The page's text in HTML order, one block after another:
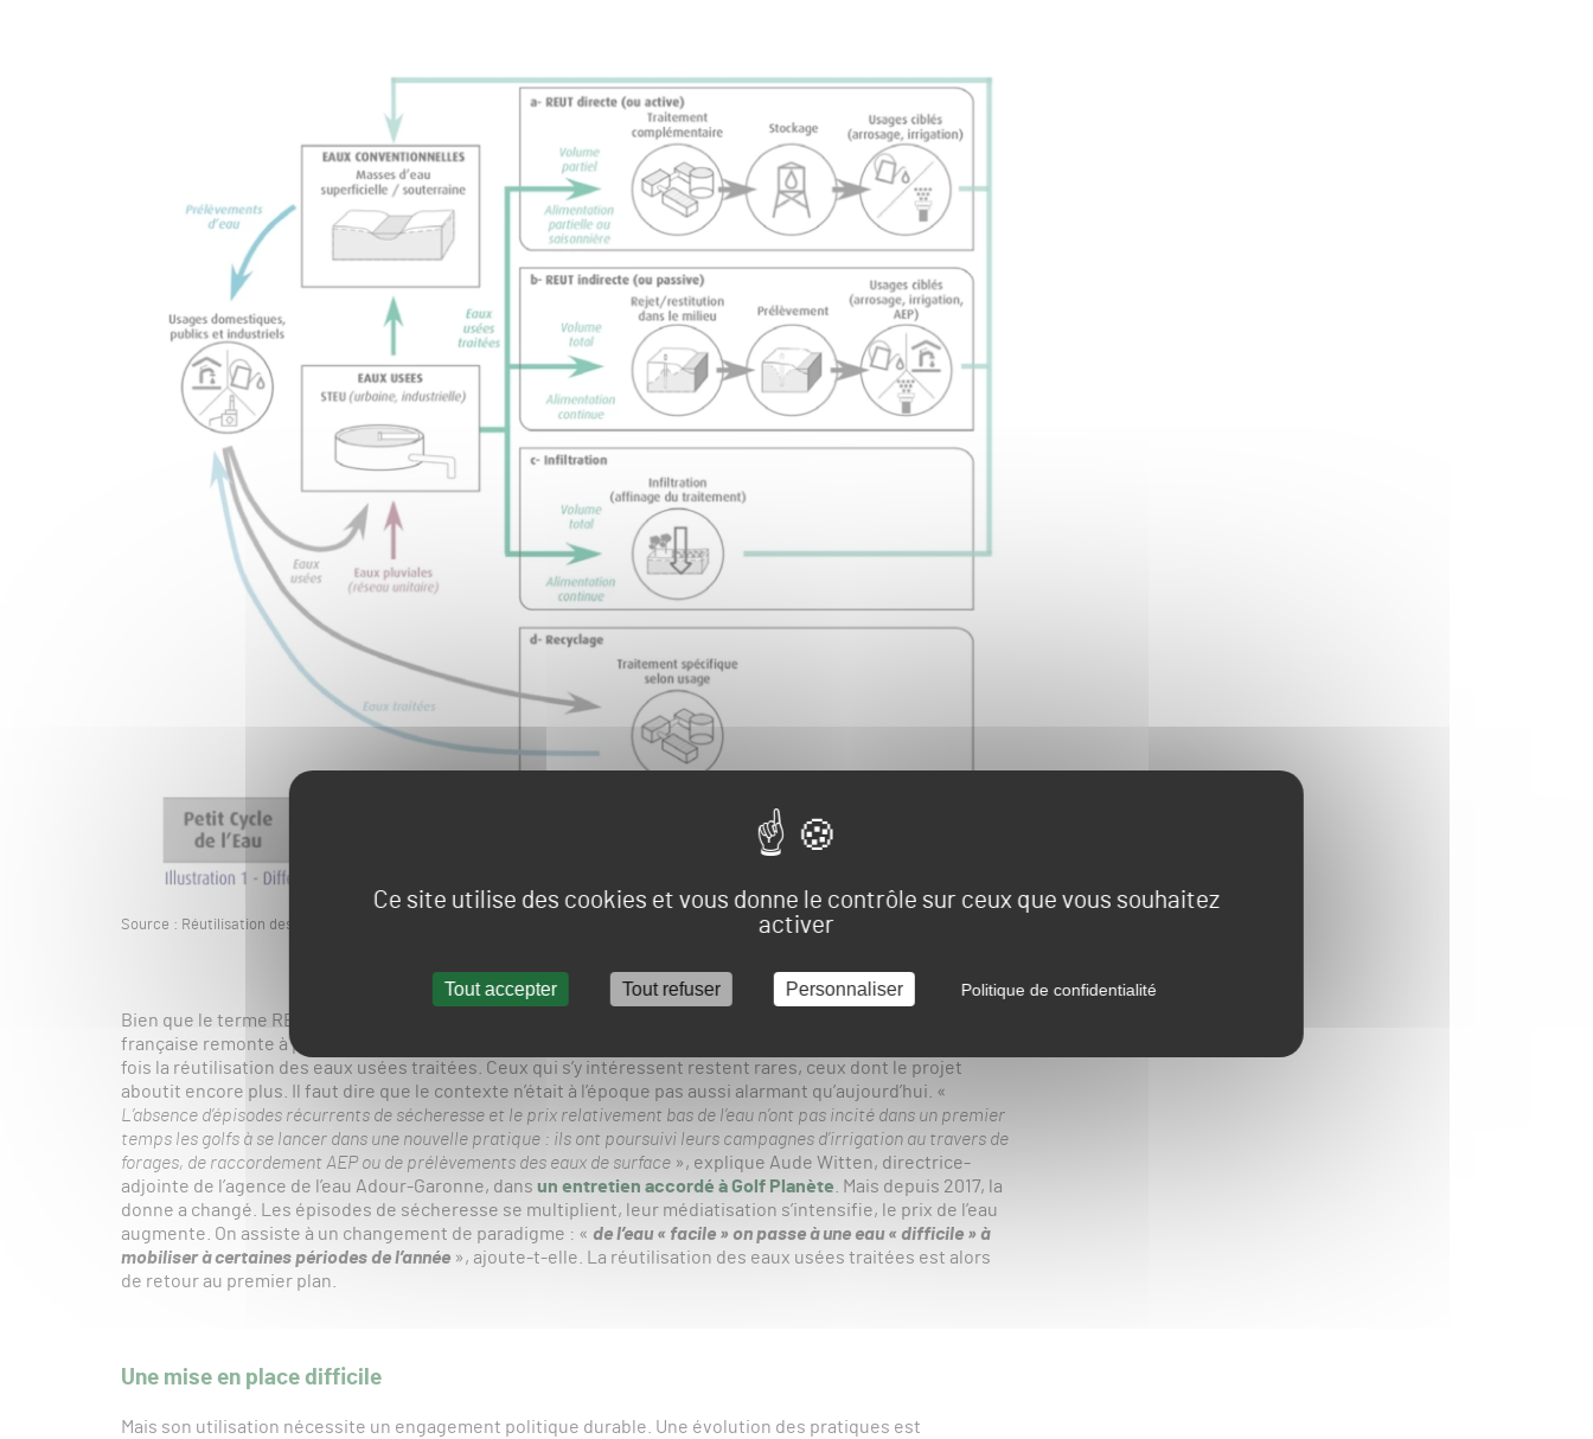
Ce site utilise des cookies et vous donne le contrôle sur ceux que vous souhaitez
activer
Tout accepter Tout refuser Personnaliser Politique de confidentialité
Source : Réutilisation des eaux usées traitées – Le panorama français. CEREMA
Bien que le terme REUT soit de plus en plus utilisé ces derniers mois, son inscription dans la législation
française remonte à plus de trente ans. En effet, c’est la loi sur l’Eau de 1992 qui prévoit pour la première
fois la réutilisation des eaux usées traitées. Ceux qui s’y intéressent restent rares, ceux dont le projet
aboutit encore plus. Il faut dire que le contexte n’était à l’époque pas aussi alarmant qu’aujourd’hui. «
L’absence d’épisodes récurrents de sécheresse et le prix relativement bas de l’eau n’ont pas incité dans un premier
temps les golfs à se lancer dans une nouvelle pratique : ils ont poursuivi leurs campagnes d’irrigation au travers de
forages, de raccordement AEP ou de prélèvements des eaux de surface », explique Aude Witten, directrice-
adjointe de l’agence de l’eau Adour-Garonne, dans un entretien accordé à Golf Planète. Mais depuis 2017, la
donne a changé. Les épisodes de sécheresse se multiplient, leur médiatisation s’intensifie, le prix de l’eau
augmente. On assiste à un changement de paradigme : « de l’eau « facile » on passe à une eau « difficile » à
mobiliser à certaines périodes de l’année », ajoute-t-elle. La réutilisation des eaux usées traitées est alors
de retour au premier plan.
Une mise en place difficile
Mais son utilisation nécessite un engagement politique durable. Une évolution des pratiques est